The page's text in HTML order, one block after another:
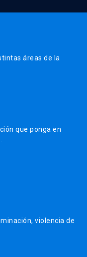
áreas de la
que ponga en
violencia de